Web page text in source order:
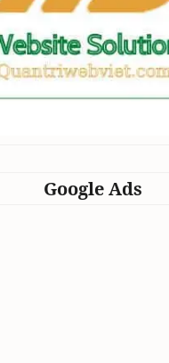
Google Ads